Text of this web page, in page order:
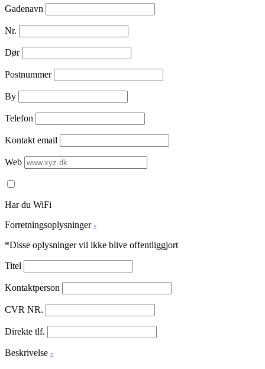
Gadenavn
Nr.
Dør
Postnummer
By
Telefon
Kontakt email
Web
Har du WiFi
Forretningsoplysninger -
*Disse oplysninger vil ikke blive offentliggjort
Titel
Kontaktperson
CVR NR.
Direkte tlf.
Beskrivelse -